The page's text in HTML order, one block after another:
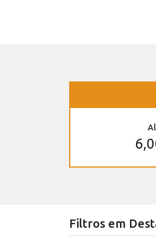
Filtros em